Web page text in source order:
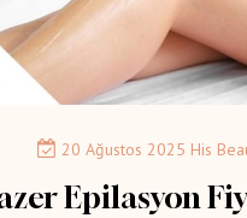
20 Ağustos 2025 His
Epilasyon